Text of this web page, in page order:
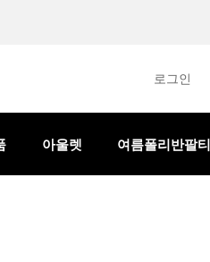
로그인
아울렛 여름폴리반팔